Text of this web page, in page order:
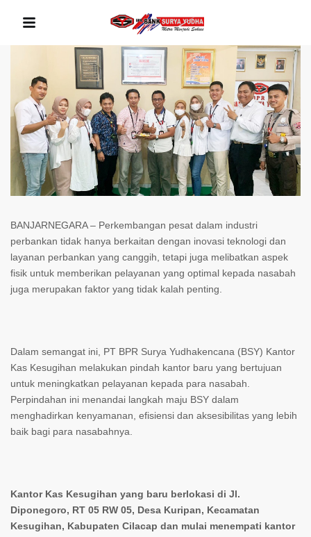
BANJARNEGARA – Perkembangan pesat dalam industri
perbankan tidak hanya berkaitan dengan inovasi teknologi dan
layanan perbankan yang canggih, tetapi juga melibatkan aspek
fisik untuk memberikan pelayanan yang optimal kepada nasabah
juga merupakan faktor yang tidak kalah penting.
Dalam semangat ini, PT BPR Surya Yudhakencana (BSY) Kantor
Kas Kesugihan melakukan pindah kantor baru yang bertujuan
untuk meningkatkan pelayanan kepada para nasabah.
Perpindahan ini menandai langkah maju BSY dalam
menghadirkan kenyamanan, efisiensi dan aksesibilitas yang lebih
baik bagi para nasabahnya.
Kantor Kas Kesugihan yang baru berlokasi di Jl.
Diponegoro, RT 05 RW 05, Desa Kuripan, Kecamatan
Kesugihan, Kabupaten Cilacap dan mulai menempati kantor